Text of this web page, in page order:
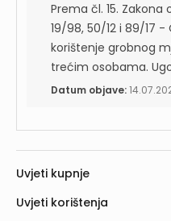
Prema čl. 15. Zakona
19/98, 50/12 i 89/17 -
korištenje grobnog
trećim osobama.
Datum objave:
Uvjeti kupnje
Uvjeti korištenja